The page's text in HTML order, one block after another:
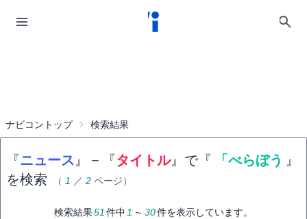
ナビコントップ 検索結果
『ニュース 』 − 『タイトル』で『 「べらぼう 』
を検索
（ 1 ／ 2 ページ）
検索結果51 件中 1 ～ 30件を表示しています。